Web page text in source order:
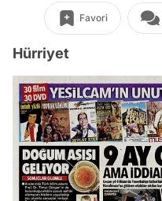
Favori
Hürriyet